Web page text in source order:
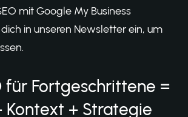
mit Google My Business
in unseren Newsletter ein, um
für Fortgeschrittene =
Kontext + Strategie